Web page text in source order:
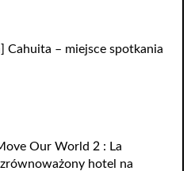
Cahuita – miejsce spotkania
Our World 2 : La
zrównoważony hotel na